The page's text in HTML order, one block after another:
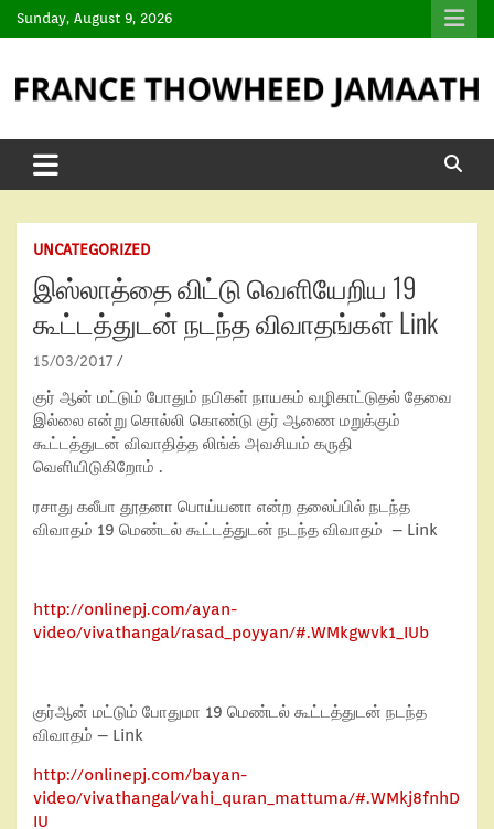
Sunday, August 9, 2026
UNCATEGORIZED
இஸ்லாத்தை விட்டு வெளியேறிய 19
கூட்டத்துடன் நடந்த விவாதங்கள் Link
15/03/2017
குர் ஆன் மட்டும் போதும் நபிகள் நாயகம் வழிகாட்டுதல் தேவை
இல்லை என்று சொல்லி கொண்டு குர் ஆணை மறுக்கும்
கூட்டத்துடன் விவாதித்த லிங்க் அவசியம் கருதி
வெளியிடுகிறோம் .
ரசாது கலீபா தூதனா பொய்யனா என்ற தலைப்பில் நடந்த
விவாதம் 19 மெண்டல் கூட்டத்துடன் நடந்த விவாதம் – Link
http://onlinepj.com/ayan-
video/vivathangal/rasad_poyyan/#.WMkgwvk1_IUb
குர்ஆன் மட்டும் போதுமா 19 மெண்டல் கூட்டத்துடன் நடந்த
விவாதம் – Link
http://onlinepj.com/bayan-
video/vivathangal/vahi_quran_mattuma/#.WMkj8fnhD
IU